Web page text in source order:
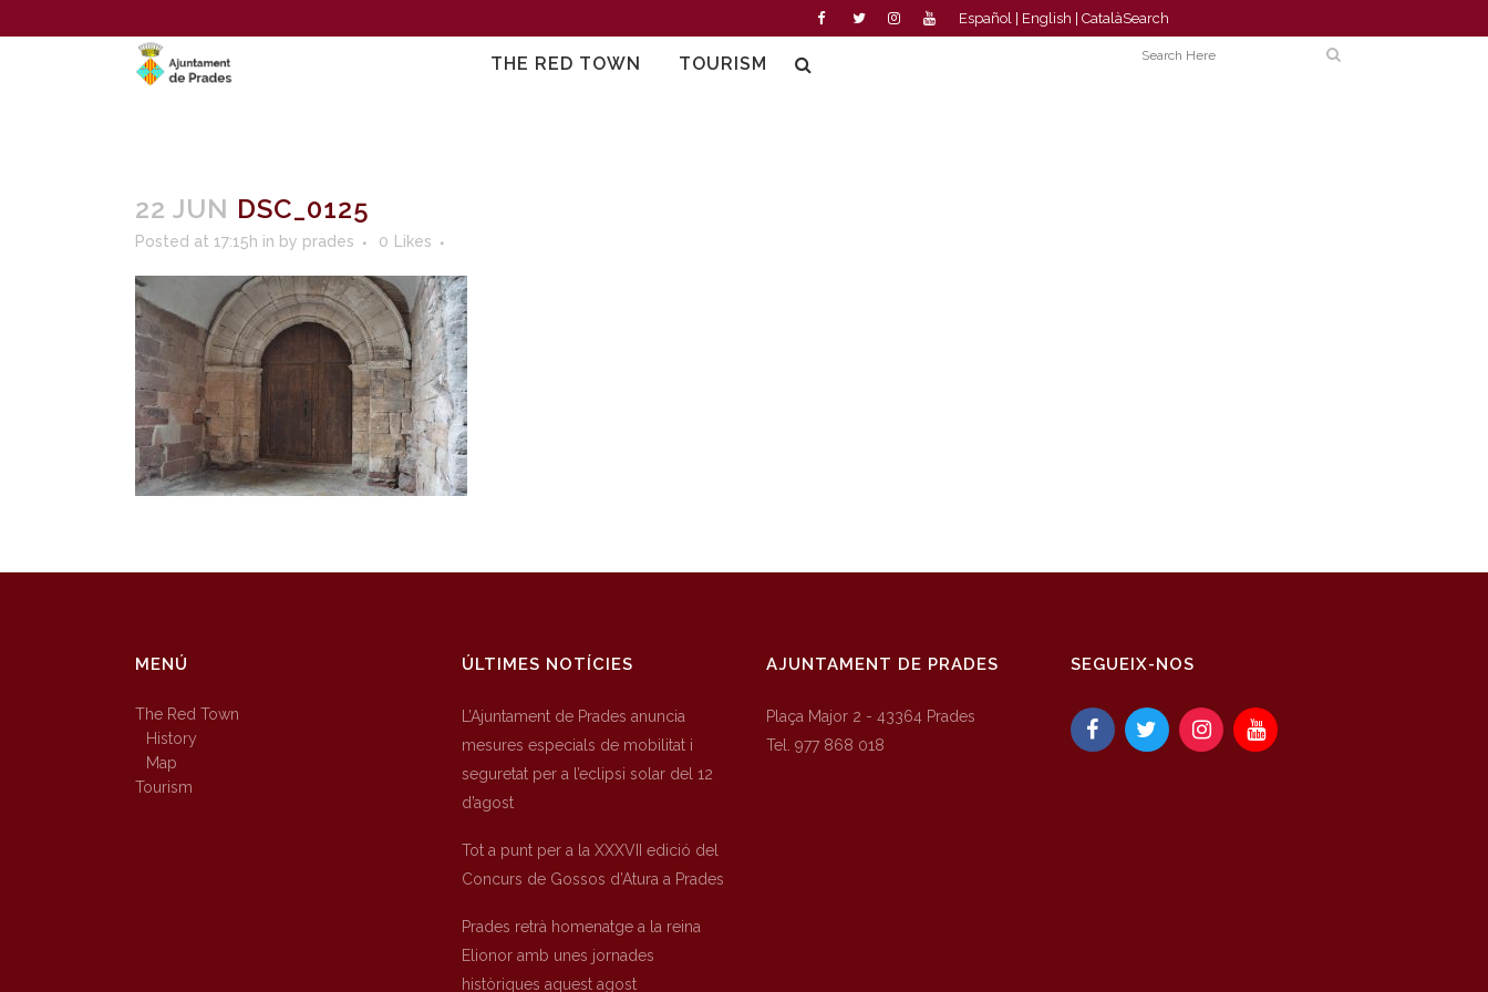
Español English CatalàSearch
THE RED TOWN TOURISM
22 JUN DSC_0125
Posted at 17:15h in by prades 0 Likes
MENÚ
The Red Town
History
Map
Tourism
ÚLTIMES NOTÍCIES
L’Ajuntament de Prades anuncia
mesures especials de mobilitat i
seguretat per a l’eclipsi solar del 12
d’agost
Tot a punt per a la XXXVII edició del
Concurs de Gossos d’Atura a Prades
Prades retrà homenatge a la reina
Elionor amb unes jornades
històriques aquest agost
AJUNTAMENT DE PRADES
Plaça Major 2 - 43364 Prades
Tel. 977 868 018
SEGUEIX-NOS